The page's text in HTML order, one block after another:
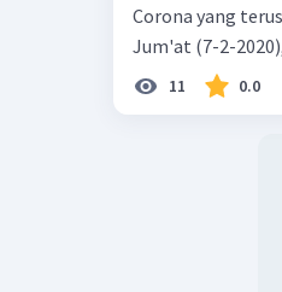
Corona yang
Jum'at (7-2-
akibat virus
yang terinfeksi
11 0.0